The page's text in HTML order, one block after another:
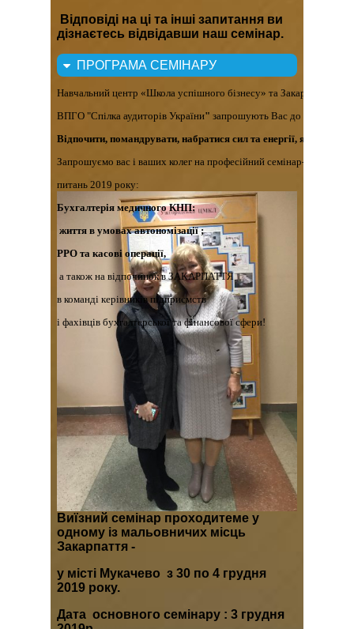
Відповіді на ці та інші запитання ви
дізнаєтесь відвідавши наш семінар.
ПРОГРАМА СЕМІНАРУ
Навчальний центр «Школа успішного бізнесу» та Закарпатське
ВПГО "Спілка аудиторів України" запрошують Вас до чудового
Відпочити, помандрувати, набратися сил та енергії, які так
Запрошуємо вас і ваших колег на професійний семінар-практикум
питань 2019 року:
Бухгалтерія медичного КНП:
життя в умовах автономізації ;
РРО та касові операції,
а також на відпочинок в ЗАКАРПАТТЯ
в команді керівників підприємств
і фахівців бухгалтерської та фінансової сфери!
Виїзний семінар проходитеме у
одному із мальовничих місць
Закарпаття -
у місті Мукачево з 30 по 4 грудня
2019 року.
Дата основного семінару : 3 грудня